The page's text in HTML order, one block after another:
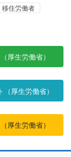
移住労働者
厚生労働省）
厚生労働省）
厚生労働省）